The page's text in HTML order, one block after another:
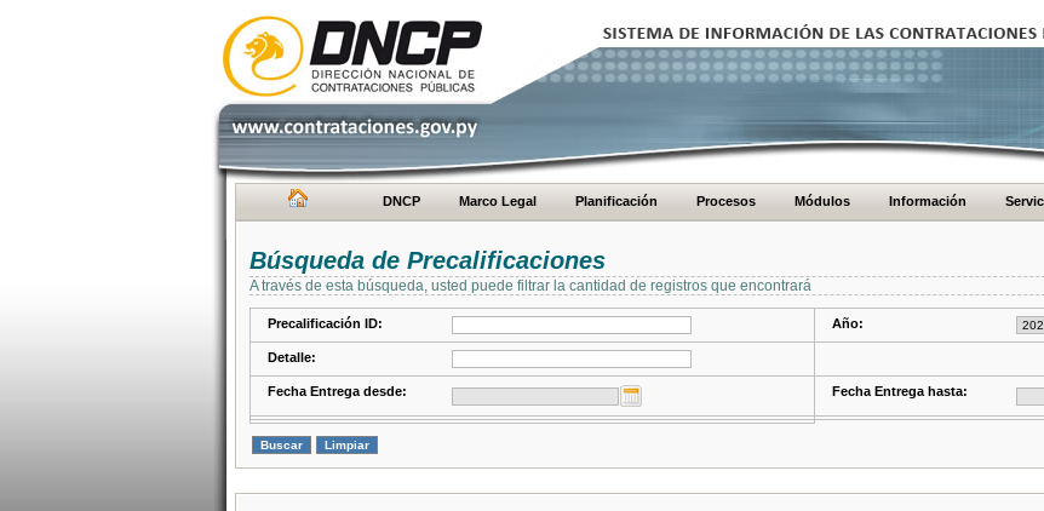
DNCP Marco Legal Planificación Procesos Módulos Información
Búsqueda de Precalificaciones
A través de esta búsqueda, usted puede filtrar la cantidad de registros que encontrará
Precalificación ID: Año:
Detalle:
Fecha Entrega desde: Fecha Entrega hasta: